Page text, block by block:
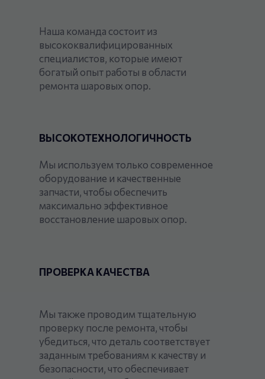
Наша команда состоит из
высококвалифицированных
специалистов, которые имеют
богатый опыт работы в области
ремонта шаровых опор.
ПРОВЕРКА КАЧЕСТВА
Мы также проводим тщательную
проверку после ремонта, чтобы
убедиться, что деталь соответствует
заданным требованиям к качеству и
безопасности, что обеспечивает
ВЫСОКОТЕХНОЛОГИЧНОСТЬ
Мы используем только современное
оборудование и качественные
запчасти, чтобы обеспечить
максимально эффективное
восстановление шаровых опор.